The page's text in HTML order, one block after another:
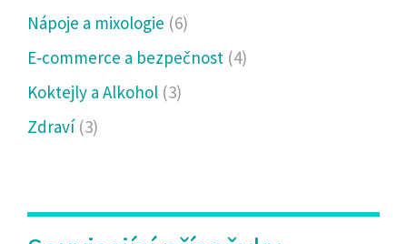
Nápoje a mixologie (6)
E‑commerce a bezpečnost (4)
Koktejly a Alkohol (3)
Zdraví (3)